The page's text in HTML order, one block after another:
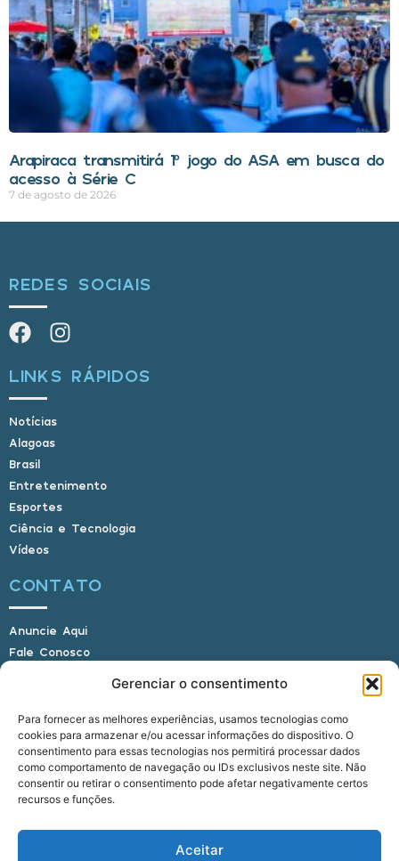
Gerenciar o consentimento
Para fornecer as melhores experiências, usamos tecnologias como
cookies para armazenar e/ou acessar informações do dispositivo. O
consentimento para essas tecnologias nos permitirá processar dados
como comportamento de navegação ou IDs exclusivos neste site. Não
consentir ou retirar o consentimento pode afetar negativamente certos
recursos e funções.
Aceitar
Arapiraca transmitirá 1º jogo do ASA em busca do
acesso à Série C
7 de agosto de 2026
REDES SOCIAIS
LINKS RÁPIDOS
Notícias
Alagoas
Brasil
Entretenimento
Esportes
Ciência e Tecnologia
Vídeos
CONTATO
Anuncie Aqui
Fale Conosco
E-mail: alagoasbrasilnoticias@gmail.com
Telefone: (82) 9 9691-0391 (Whatsapp)
Responsável Técnico: Crysthyan Carlos
Rua do Sau - Centro - Anadia - AL - CEP: